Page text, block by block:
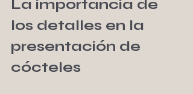
La importancia de
los detalles en la
presentación de
cócteles